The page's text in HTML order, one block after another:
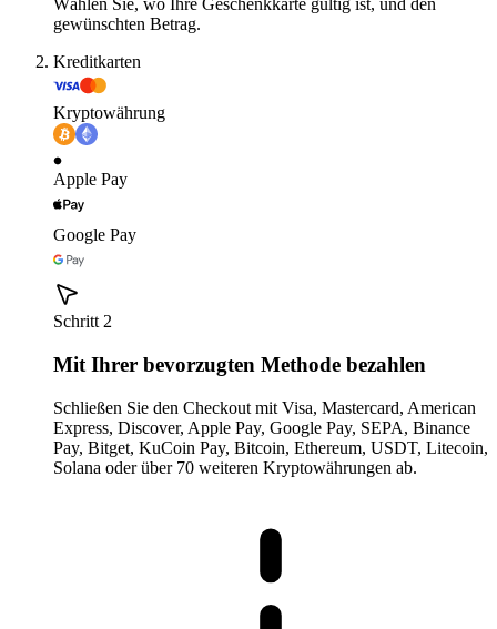
Wählen Sie, wo Ihre Geschenkkarte gültig ist, und den
gewünschten Betrag.
Kreditkarten
Kryptowährung
Apple Pay
Google Pay
Schritt 2
Mit Ihrer bevorzugten Methode bezahlen
Schließen Sie den Checkout mit Visa, Mastercard, American
Express, Discover, Apple Pay, Google Pay, SEPA, Binance
Pay, Bitget, KuCoin Pay, Bitcoin, Ethereum, USDT, Litecoin,
Solana oder über 70 weiteren Kryptowährungen ab.